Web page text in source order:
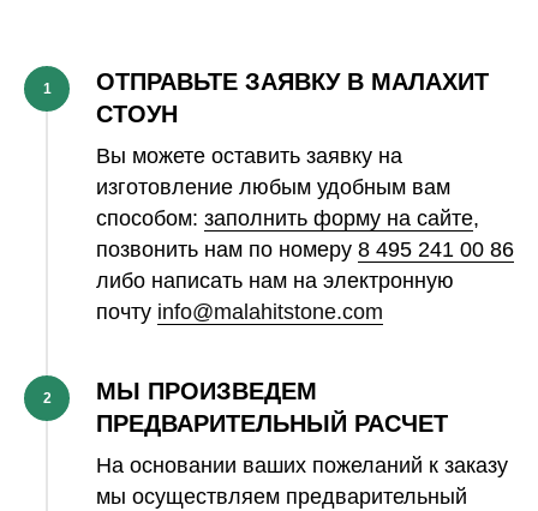
1
ОТПРАВЬТЕ ЗАЯВКУ В МАЛАХИТ
СТОУН
Вы можете оставить заявку на
изготовление любым удобным вам
способом: заполнить форму на сайте,
позвонить нам по номеру 8 495 241 00 86
либо написать нам на электронную
почту info@malahitstone.com
2
МЫ ПРОИЗВЕДЕМ
ПРЕДВАРИТЕЛЬНЫЙ РАСЧЕТ
На основании ваших пожеланий к заказу
мы осуществляем предварительный